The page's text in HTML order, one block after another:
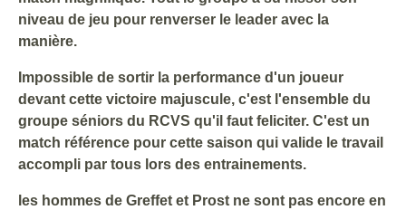
niveau de jeu pour renverser le leader avec la
manière.
Impossible de sortir la performance d'un joueur
devant cette victoire majuscule, c'est l'ensemble du
groupe séniors du RCVS qu'il faut feliciter. C'est un
match référence pour cette saison qui valide le travail
accompli par tous lors des entrainements.
les hommes de Greffet et Prost ne sont pas encore en